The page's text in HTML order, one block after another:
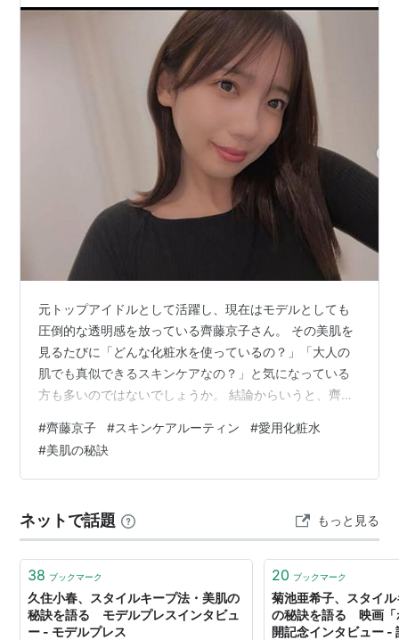
元トップアイドルとして活躍し、現在はモデルとしても
圧倒的な透明感を放っている齊藤京子さん。 その美肌を
見るたびに「どんな化粧水を使っているの？」「大人の
肌でも真似できるスキンケアなの？」と気になっている
方も多いのではないでしょうか。 結論からいうと、齊藤
はなく、自分の肌状態に合わせて保湿を徹底するシンプ
ルな考え方がベースになっています。 その中でも愛用化
粧水や美容液は、美容好きの間でも評価の高い実力派ア
始める大人世代にとって、彼女のスキンケア習慣は非常
に参考になります。 今回は齊藤京子さんが愛…
#齊藤京子 #スキンケアルーティン #愛用化粧水
#美肌の秘訣
ネットで話題 もっと見る
38 ブックマーク
久住小春、スタイルキープ法・美肌の
秘訣を語る モデルプレスインタビュ
ー - モデルプレス
20 ブックマーク
菊池亜希子、スタイ
の秘訣を語る 映画「
開記念インタビュー -